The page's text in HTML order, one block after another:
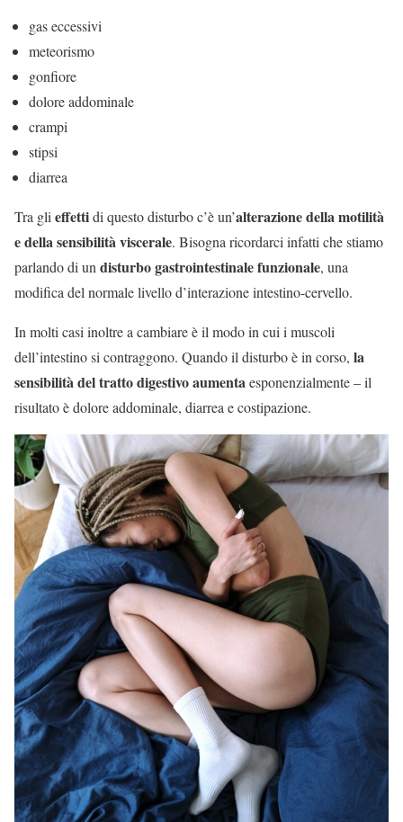
gas eccessivi
meteorismo
gonfiore
dolore addominale
crampi
stipsi
diarrea
Tra gli effettidi questo disturbo c’è un’alterazione della motilità
e della sensibilità viscerale. Bisogna ricordarci infatti che stiamo
parlando di un disturbo gastrointestinale funzionale, una
modifica del normale livello d’interazione intestino-cervello.
In molti casi inoltre a cambiare è il modo in cui i muscoli
dell’intestino si contraggono. Quando il disturbo è in corso, la
sensibilità del tratto digestivo aumentaesponenzialmente – il
risultato è dolore addominale, diarrea e costipazione.